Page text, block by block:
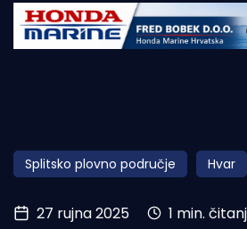
Početna
Obala
Otoci
Turizam i nautika
Splitsko plovno područje Hvar
27 rujna 2025 1 min.